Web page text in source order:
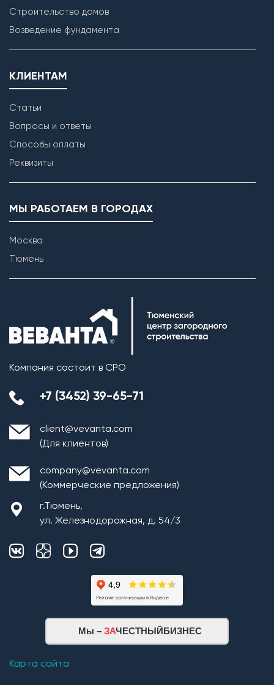
Строительство домов
Возведение фундамента
КЛИЕНТАМ
Статьи
Вопросы и ответы
Способы оплаты
Реквизиты
МЫ РАБОТАЕМ В ГОРОДАХ
Москва
Тюмень
Компания состоит в СРО
+7 (3452) 39-65-71
client@vevanta.com
(Для клиентов)
company@vevanta.com
(Коммерческие предложения)
г.Тюмень,
ул. Железнодорожная, д. 54/3
Мы – ЗАЧЕСТНЫЙБИЗНЕС
Карта сайта